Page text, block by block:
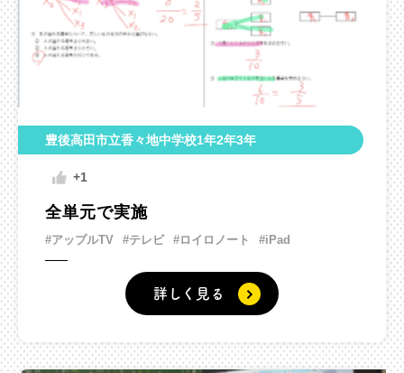
豊後高田市立香々地中学校1年2年3年
+1
全単元で実施
#アップルTV #テレビ #ロイロノート #iPad
詳しく見る